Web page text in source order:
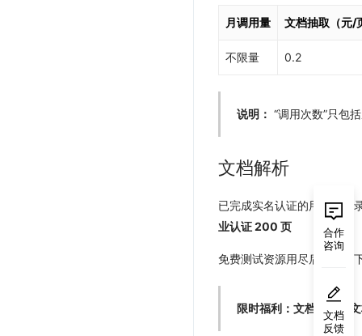
月调用量 文档抽取（元/
不限量 0.2
说明： “调用次数”只包
文档解析
已完成实名认证的用户，登
业认证 200 页
免费测试资源用尽后按照如
限时福利：文档解析、
合作
咨询
文档
反馈